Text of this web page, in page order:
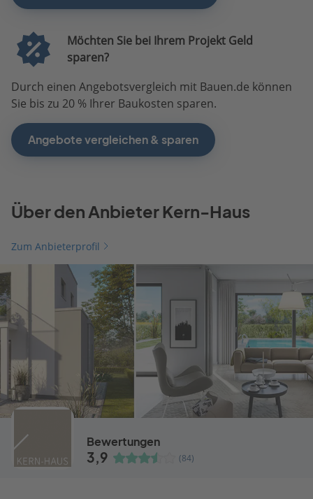
Möchten Sie bei Ihrem Projekt Geld
sparen?
Durch einen Angebotsvergleich mit Bauen.de können
Sie bis zu 20 % Ihrer Baukosten sparen.
Angebote vergleichen & sparen
Über den Anbieter Kern-Haus
Zum Anbieterprofil
Bewertungen
3,9 (84)